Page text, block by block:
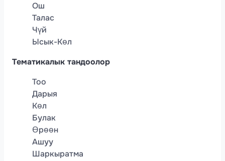
Ош
Талас
Чүй
Ысык-Көл
Тематикалык тандоолор
Тоо
Дарыя
Көл
Булак
Өрөөн
Ашуу
Шаркыратма